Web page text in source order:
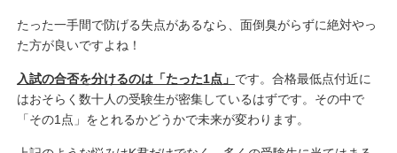
たった一手間で防げる失点があるなら、面倒臭がらずに絶対やっ
た方が良いですよね！
入試の合否を分けるのは「たった1点」 です。合格最低点付近に
はおそらく数十人の受験生が密集しているはずです。その中で
「その1点」をとれるかどうかで未来が変わります。